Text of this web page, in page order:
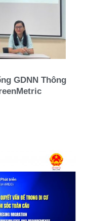
GDNN Thông